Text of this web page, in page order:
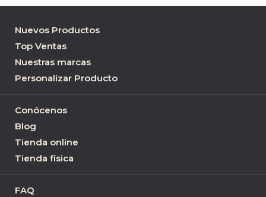
Nuevos Productos
Top Ventas
Nuestras marcas
Personalizar Producto
Conócenos
Blog
Tienda online
Tienda física
FAQ